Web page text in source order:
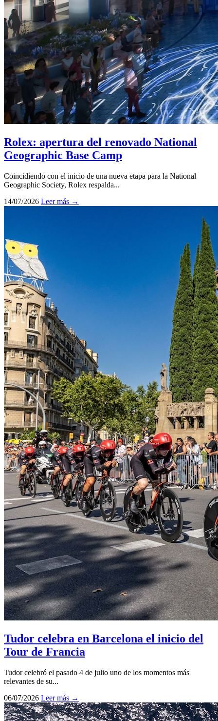
Rolex: apertura del renovado National
Geographic Base Camp
Coincidiendo con el inicio de una nueva etapa para la National
Geographic Society, Rolex respalda...
14/07/2026 Leer más →
Tudor celebra en Barcelona el inicio del
Tour de Francia
Tudor celebró el pasado 4 de julio uno de los momentos más
relevantes de su...
06/07/2026 Leer más →